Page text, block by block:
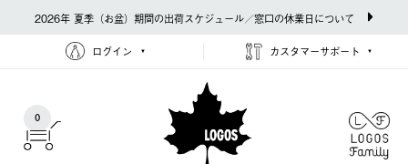
2026年 夏季（お盆）期間の出荷スケジュール／窓口の休業日について
ログイン カスタマーサポート
0